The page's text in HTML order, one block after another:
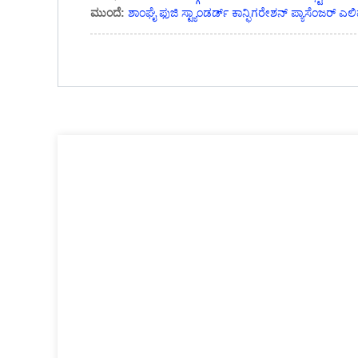
ಮುಂದೆ: ಶಾಂಘೈ ಫುಜಿ ಸ್ಟ್ಯಾಂಡರ್ಡ್ ಕಾನ್ಫಿಗರೇಶನ್ ಪ್ಯಾಸೆಂಜರ್